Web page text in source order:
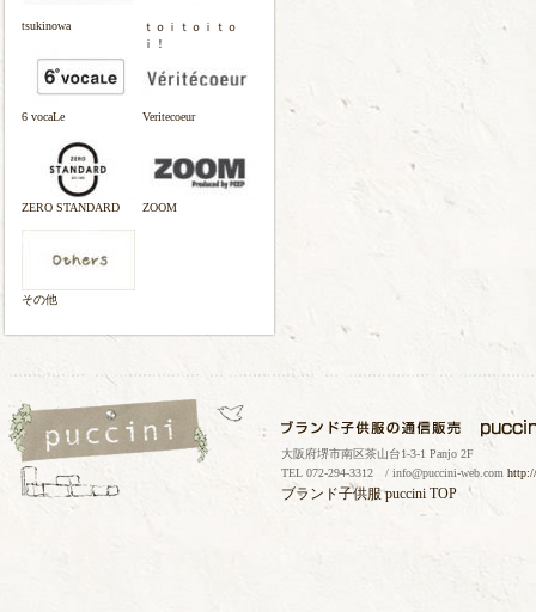
tsukinowa
ｔｏｉｔｏｉｔｏ
ｉ！
6 vocaLe Veritecoeur
ZERO STANDARD ZOOM
その他
大阪府堺市南区茶山台1-3-1 Panjo 2F
TEL 072-294-3312 / info@puccini-web.com
ブランド子供服puccini TOP